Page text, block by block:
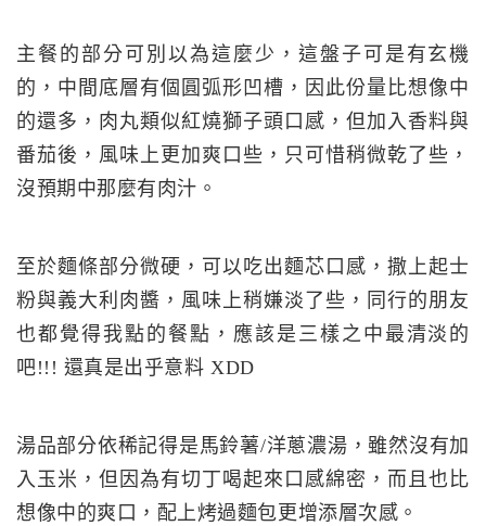
主餐的部分可別以為這麼少，這盤子可是有玄機
的，中間底層有個圓弧形凹槽，因此份量比想像中
的還多，肉丸類似紅燒獅子頭口感，但加入香料與
番茄後，風味上更加爽口些，只可惜稍微乾了些，
沒預期中那麼有肉汁。
至於麵條部分微硬，可以吃出麵芯口感，撒上起士
粉與義大利肉醬，風味上稍嫌淡了些，同行的朋友
也都覺得我點的餐點，應該是三樣之中最清淡的
吧!!! 還真是出乎意料 XDD
湯品部分依稀記得是馬鈴薯/洋蔥濃湯，雖然沒有加
入玉米，但因為有切丁喝起來口感綿密，而且也比
想像中的爽口，配上烤過麵包更增添層次感。